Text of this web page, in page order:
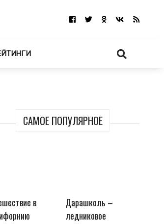
САМОЕ ПОПУЛЯРНОЕ
в
Дарашколь –
ледниковое